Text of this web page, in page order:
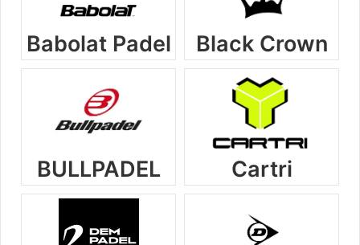
Babolat Padel Black Crown
BULLPADEL Cartri